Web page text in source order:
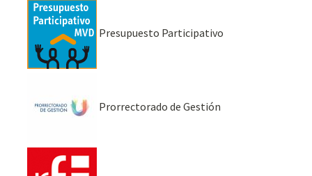
Presupuesto Participativo
Prorrectorado de Gestión